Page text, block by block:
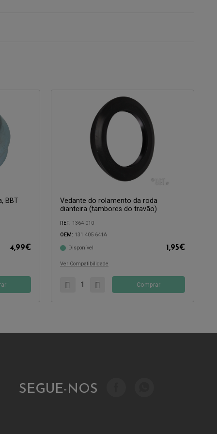
BBT
4,99€
Vedante do rolamento da roda
dianteira (tambores do travão)
REF: 1364-010
OEM: 131 405 641A
Disponível 1,95€
Ver Compatibilidade
Compatível com:
Comprar
SEGUE-NOS